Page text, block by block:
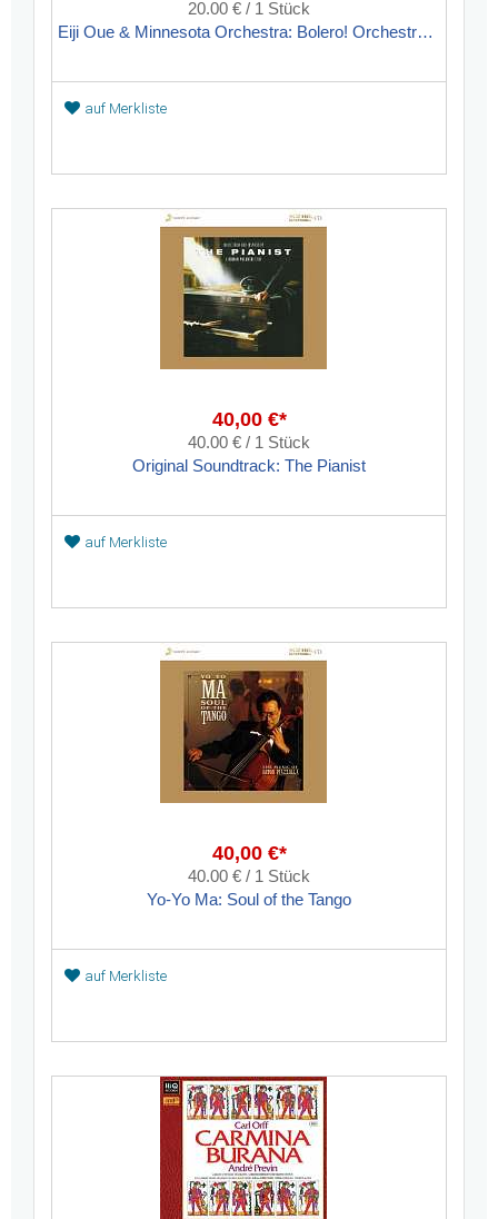
20.00 € / 1 Stück
Eiji Oue & Minnesota Orchestra: Bolero! Orchestral Fireworks
auf Merkliste
40,00 €*
40.00 € / 1 Stück
Original Soundtrack: The Pianist
auf Merkliste
40,00 €*
40.00 € / 1 Stück
Yo-Yo Ma: Soul of the Tango
auf Merkliste